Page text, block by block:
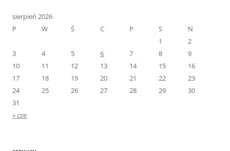
sierpień 2026
P
W Ś C P S
N
1
2
3
4 5 6 7 8
9
10
11 12 13 14 15
16
17
18 19 20 21 22
23
24
25 26 27 28 29
30
31
« cze